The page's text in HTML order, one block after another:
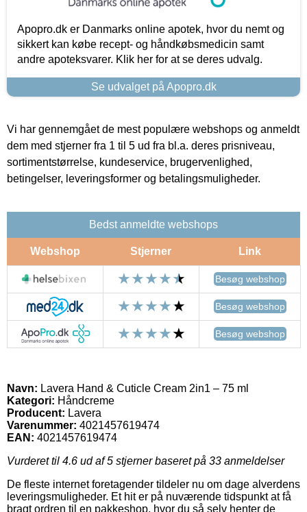
Apopro.dk er Danmarks online apotek, hvor du nemt og
sikkert kan købe recept- og håndkøbsmedicin samt
andre apoteksvarer. Klik her for at se deres udvalg.
Se udvalget på Apopro.dk
Vi har gennemgået de mest populære webshops og anmeldt
dem med stjerner fra 1 til 5 ud fra bl.a. deres prisniveau,
sortimentstørrelse, kundeservice, brugervenlighed,
betingelser, leveringsformer og betalingsmuligheder.
Bedst anmeldte webshops
Webshop Stjerner Link
Besøg webshop
Besøg webshop
Besøg webshop
Navn: Lavera Hand & Cuticle Cream 2in1 – 75 ml
Kategori: Håndcreme
Producent: Lavera
Varenummer: 4021457619474
EAN: 4021457619474
Vurderet til 4.6 ud af 5 stjerner baseret på 33 anmeldelser
De fleste internet foretagender tildeler nu om dage alverdens
leveringsmuligheder. Et hit er på nuværende tidspunkt at få
bragt ordren til en pakkeshop, hvor du så selv henter de